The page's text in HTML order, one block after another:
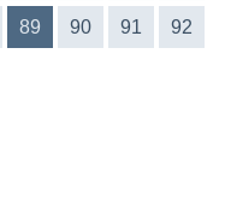
89 90 91 92